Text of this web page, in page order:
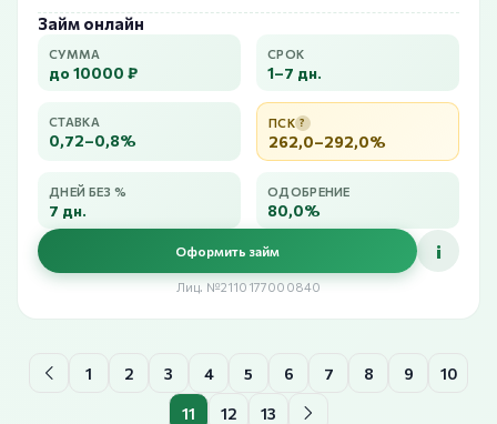
Займ онлайн
СУММА
до 10000 ₽
СРОК
1–7 дн.
СТАВКА
0,72–0,8%
ПСК ?
262,0–292,0%
ДНЕЙ БЕЗ %
7 дн.
ОДОБРЕНИЕ
80,0%
Оформить займ i
Лиц. №2110177000840
1 2 3 4 5 6 7 8 9 10
11 12 13